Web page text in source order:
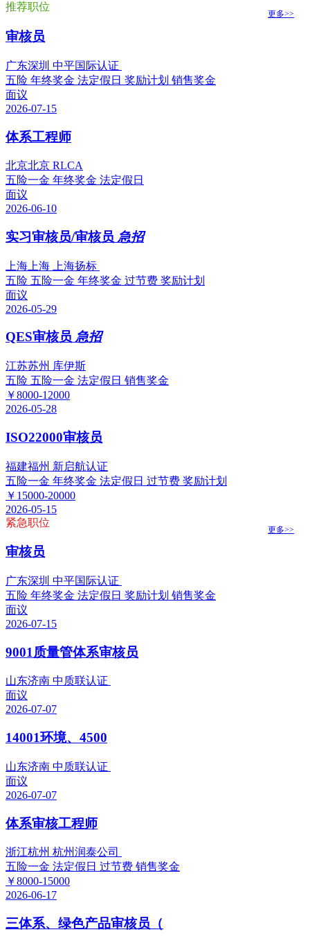
推荐职位
更多>>
审核员
广东深圳 中平国际认证
五险 年终奖金 法定假日 奖励计划 销售奖金
面议
2026-07-15
体系工程师
北京北京 RLCA
五险一金 年终奖金 法定假日
面议
2026-06-10
实习审核员/审核员 急招
上海上海 上海扬标
五险 五险一金 年终奖金 过节费 奖励计划
面议
2026-05-29
QES审核员 急招
江苏苏州 库伊斯
五险 五险一金 法定假日 销售奖金
￥8000-12000
2026-05-28
ISO22000审核员
福建福州 新启航认证
五险一金 年终奖金 法定假日 过节费 奖励计划
￥15000-20000
2026-05-15
紧急职位
更多>>
审核员
广东深圳 中平国际认证
五险 年终奖金 法定假日 奖励计划 销售奖金
面议
2026-07-15
9001质量管体系审核员
山东济南 中质联认证
面议
2026-07-07
14001环境、4500
山东济南 中质联认证
面议
2026-07-07
体系审核工程师
浙江杭州 杭州润泰公司
五险一金 法定假日 过节费 销售奖金
￥8000-15000
2026-06-17
三体系、绿色产品审核员（